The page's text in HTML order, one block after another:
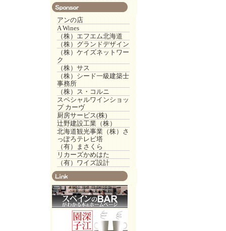
アンの店
A Wines
（株）エフエム北海道
（株）グランドデザイン
（株）ケイズネットワー
ク
（株）サス
（株）シード一級建築士
事務所
（株）ス・コルニ
スペシャルワインショッ
プ カーヴ
厨房サービス(株)
辻野建設工業（株）
北海道観光事業（株）さ
っぽろテレビ塔
（有）まさくら
リカーズかめはた
（有）ワイズ設計